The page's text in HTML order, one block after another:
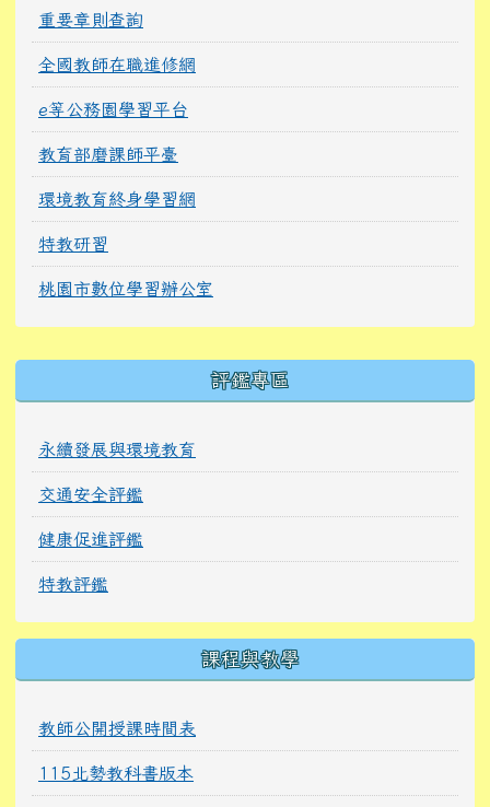
重要章則查詢
全國教師在職進修網
e等公務園學習平台
教育部磨課師平臺
環境教育終身學習網
特教研習
桃園市數位學習辦公室
評鑑專區
永續發展與環境教育
交通安全評鑑
健康促進評鑑
特教評鑑
課程與教學
教師公開授課時間表
115北勢教科書版本